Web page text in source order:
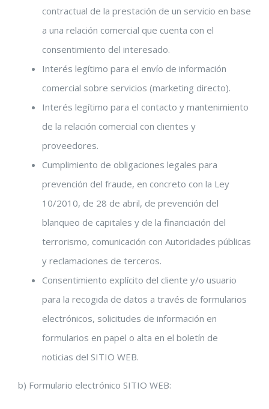
contractual de la prestación de un servicio en base
a una relación comercial que cuenta con el
consentimiento del interesado.
Interés legítimo para el envío de información
comercial sobre servicios (marketing directo).
Interés legítimo para el contacto y mantenimiento
de la relación comercial con clientes y
proveedores.
Cumplimiento de obligaciones legales para
prevención del fraude, en concreto con la Ley
10/2010, de 28 de abril, de prevención del
blanqueo de capitales y de la financiación del
terrorismo, comunicación con Autoridades públicas
y reclamaciones de terceros.
Consentimiento explícito del cliente y/o usuario
para la recogida de datos a través de formularios
electrónicos, solicitudes de información en
formularios en papel o alta en el boletín de
noticias del SITIO WEB.
b) Formulario electrónico SITIO WEB: